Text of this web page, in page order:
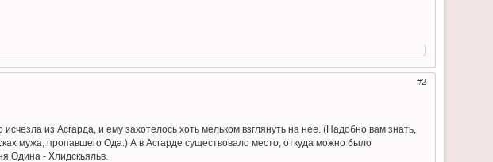
2
из Асгарда, и ему захотелось хоть мельком взглянуть на нее. (Надобно вам знать,
мужа, пропавшего Ода.) А в Асгарде существовало место, откуда можно было
Одина - Хлидскьяльв.